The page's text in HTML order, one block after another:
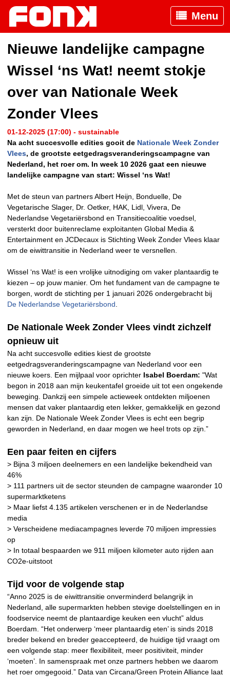
Menu
Nieuwe landelijke campagne
Wissel ‘ns Wat! neemt stokje
over van Nationale Week
Zonder Vlees
01-12-2025 (17:00) - sustainable
Na acht succesvolle edities gooit de Nationale Week Zonder
Vlees, de grootste eetgedragsveranderingscampagne van
Nederland, het roer om. In week 10 2026 gaat een nieuwe
landelijke campagne van start: Wissel ‘ns Wat!
Met de steun van partners Albert Heijn, Bonduelle, De
Vegetarische Slager, Dr. Oetker, HAK, Lidl, Vivera, De
Nederlandse Vegetariërsbond en Transitiecoalitie voedsel,
versterkt door buitenreclame exploitanten Global Media &
Entertainment en JCDecaux is Stichting Week Zonder Vlees klaar
om de eiwittransitie in Nederland weer te versnellen.
Wissel ‘ns Wat! is een vrolijke uitnodiging om vaker plantaardig te
kiezen – op jouw manier. Om het fundament van de campagne te
borgen, wordt de stichting per 1 januari 2026 ondergebracht bij
De Nederlandse Vegetariërsbond
De Nationale Week Zonder Vlees vindt zichzelf
opnieuw uit
Na acht succesvolle edities kiest de grootste
eetgedragsveranderingscampagne van Nederland voor een
nieuwe koers. Een mijlpaal voor oprichter Isabel Boerdam: "Wat
begon in 2018 aan mijn keukentafel groeide uit tot een ongekende
beweging. Dankzij een simpele actieweek ontdekten miljoenen
mensen dat vaker plantaardig eten lekker, gemakkelijk en gezond
kan zijn. De Nationale Week Zonder Vlees is echt een begrip
geworden in Nederland, en daar mogen we heel trots op zijn.”
Een paar feiten en cijfers
> Bijna 3 miljoen deelnemers en een landelijke bekendheid van
46%
> 111 partners uit de sector steunden de campagne waaronder 10
supermarktketens
> Maar liefst 4.135 artikelen verschenen er in de Nederlandse
media
> Verscheidene mediacampagnes leverde 70 miljoen impressies
op
> In totaal bespaarden we 911 miljoen kilometer auto rijden aan
CO2e-uitstoot
Tijd voor de volgende stap
“Anno 2025 is de eiwittransitie onverminderd belangrijk in
Nederland, alle supermarkten hebben stevige doelstellingen en in
foodservice neemt de plantaardige keuken een vlucht” aldus
Boerdam. “Het onderwerp ‘meer plantaardig eten’ is sinds 2018
breder bekend en breder geaccepteerd, de huidige tijd vraagt om
een volgende stap: meer flexibiliteit, meer positiviteit, minder
‘moeten’. In samenspraak met onze partners hebben we daarom
het roer omgegooid.” Data van Circana/Green Protein Alliance laat